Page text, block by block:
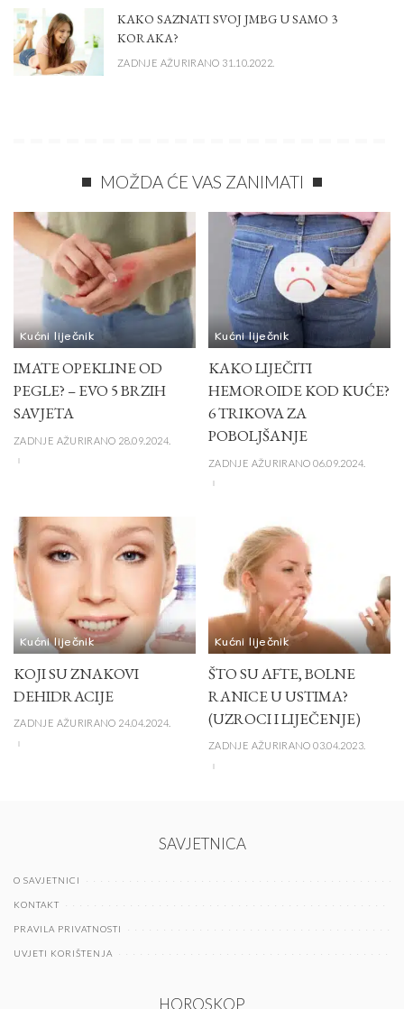
KAKO SAZNATI SVOJ JMBG U SAMO 3
KORAKA?
ZADNJE AŽURIRANO 31.10.2022.
MOŽDA ĆE VAS ZANIMATI
Kućni liječnik
IMATE OPEKLINE OD
PEGLE? – EVO 5 BRZIH
SAVJETA
ZADNJE AŽURIRANO 28.09.2024.
Kućni liječnik
KAKO LIJEČITI
HEMOROIDE KOD KUĆE?
6 TRIKOVA ZA
POBOLJŠANJE
ZADNJE AŽURIRANO 06.09.2024.
Kućni liječnik
KOJI SU ZNAKOVI
DEHIDRACIJE
ZADNJE AŽURIRANO 24.04.2024.
Kućni liječnik
ŠTO SU AFTE, BOLNE
RANICE U USTIMA?
(UZROCI I LIJEČENJE)
ZADNJE AŽURIRANO 03.04.2023.
SAVJETNICA
O SAVJETNICI
KONTAKT
PRAVILA PRIVATNOSTI
UVJETI KORIŠTENJA
HOROSKOP